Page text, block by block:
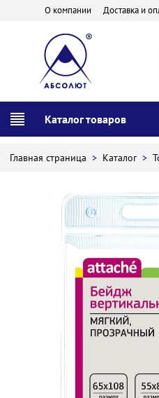
О компании Доставка и
Каталог товаров
Главная страница > Каталог >